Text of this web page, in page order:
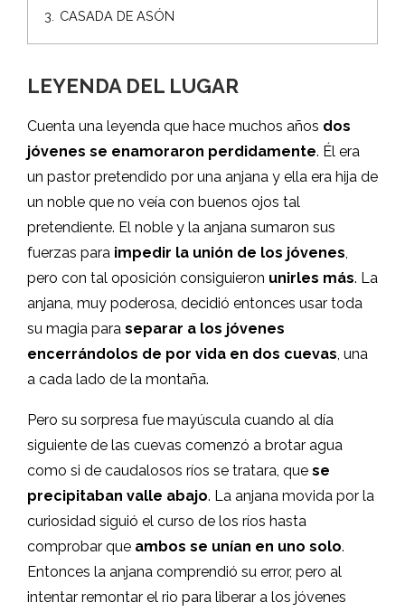
3.
CASADA DE ASÓN
LEYENDA DEL LUGAR
Cuenta una leyenda que hace muchos años dos
jóvenes se enamoraron perdidamente. Él era
un pastor pretendido por una anjana y ella era hija de
un noble que no veía con buenos ojos tal
pretendiente. El noble y la anjana sumaron sus
fuerzas para impedir la unión de los jóvenes
pero con tal oposición consiguieron unirles más. La
anjana, muy poderosa, decidió entonces usar toda
su magia para separar a los jóvenes
encerrándolos de por vida en dos cuevas , una
a cada lado de la montaña.
Pero su sorpresa fue mayúscula cuando al día
siguiente de las cuevas comenzó a brotar agua
como si de caudalosos ríos se tratara, que se
precipitaban valle abajo. La anjana movida por la
curiosidad siguió el curso de los ríos hasta
comprobar que ambos se unían en uno solo.
Entonces la anjana comprendió su error, pero al
intentar remontar el rio para liberar a los jóvenes